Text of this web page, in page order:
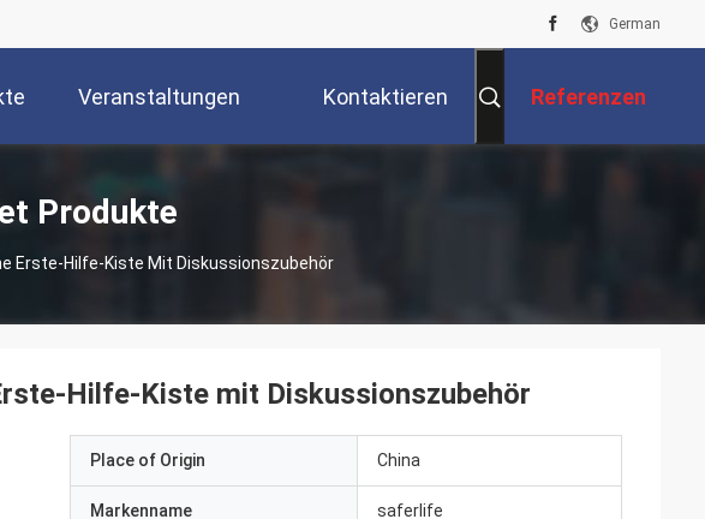
German
Veranstaltungen Kontaktieren Referenzen
Produkte
Erste-Hilfe-Kiste Mit Diskussionszubehör
Hilfe-Kiste mit Diskussionszubehör
Place of Origin China
Markenname saferlife